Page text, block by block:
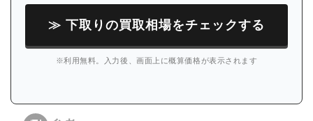
≫ 下取りの買取相場をチェックする
※利用無料。入力後、画面上に概算価格が表示されます